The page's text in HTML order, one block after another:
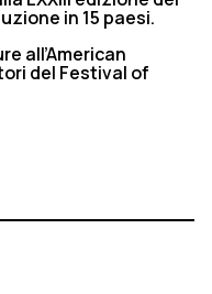
in 15 paesi.
all’American
del Festival of